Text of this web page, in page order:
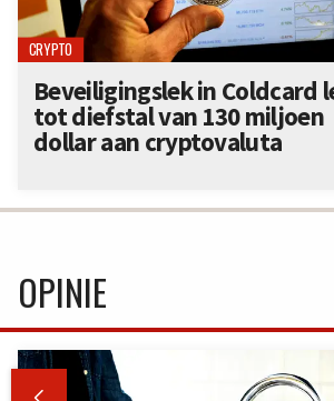
CRYPTO
Beveiligingslek in Coldcard
tot diefstal van 130 miljoen
dollar aan cryptovaluta
OPINIE